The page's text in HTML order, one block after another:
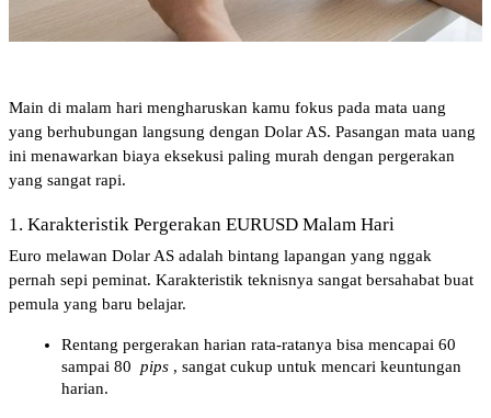
Main di malam hari mengharuskan kamu fokus pada mata uang
yang berhubungan langsung dengan Dolar AS. Pasangan mata uang
ini menawarkan biaya eksekusi paling murah dengan pergerakan
yang sangat rapi.
1. Karakteristik Pergerakan EURUSD Malam Hari
Euro melawan Dolar AS adalah bintang lapangan yang nggak
pernah sepi peminat. Karakteristik teknisnya sangat bersahabat buat
pemula yang baru belajar.
Rentang pergerakan harian rata-ratanya bisa mencapai 60
sampai 80 pips , sangat cukup untuk mencari keuntungan
harian.